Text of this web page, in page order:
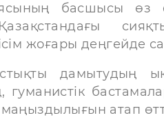
басшысы өз
жоғары деңгейде
дамытудың
атап